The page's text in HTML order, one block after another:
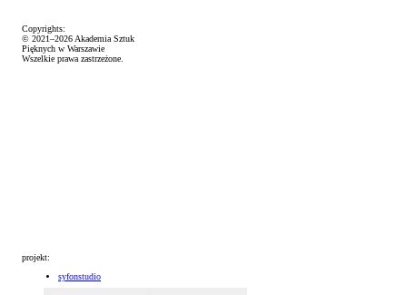
Copyrights:
© 2021–2026 Akademia Sztuk
Pięknych w Warszawie
Wszelkie prawa zastrzeżone.
projekt:
syfonstudio